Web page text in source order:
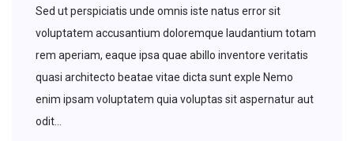
Sed ut perspiciatis unde omnis iste natus error sit
voluptatem accusantium doloremque laudantium totam
rem aperiam, eaque ipsa quae abillo inventore veritatis
quasi architecto beatae vitae dicta sunt exple Nemo
enim ipsam voluptatem quia voluptas sit aspernatur aut
odit...